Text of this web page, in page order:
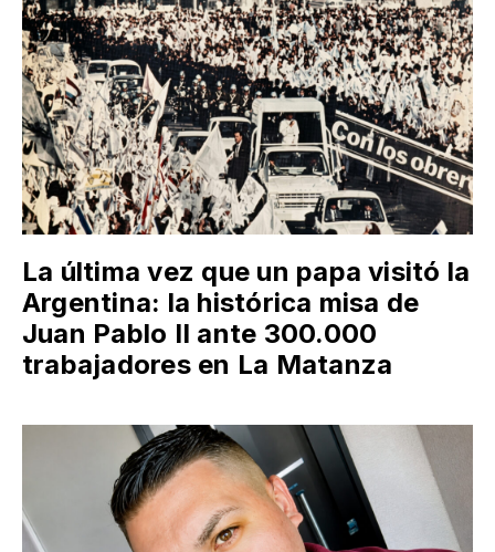
La última vez que un papa visitó la
Argentina: la histórica misa de
Juan Pablo II ante 300.000
trabajadores en La Matanza